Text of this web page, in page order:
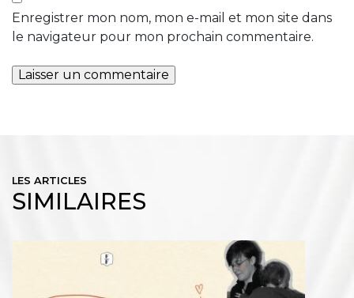
Enregistrer mon nom, mon e-mail et mon site dans
le navigateur pour mon prochain commentaire.
LES ARTICLES
SIMILAIRES